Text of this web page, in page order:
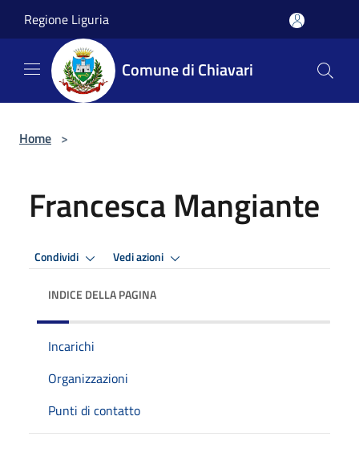
Regione Liguria
Comune di Chiavari
Home >
Francesca Mangiante
Condividi Vedi azioni
INDICE DELLA PAGINA
Incarichi
Organizzazioni
Punti di contatto